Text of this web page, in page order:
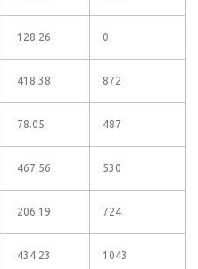
128.26 0
418.38 872
78.05 487
467.56 530
206.19 724
434.23 1043